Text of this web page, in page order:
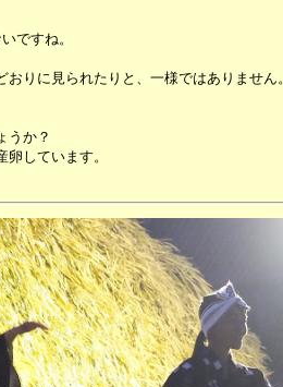
ですね。
おりに見られたりと、一様ではありません
うか？
しています。